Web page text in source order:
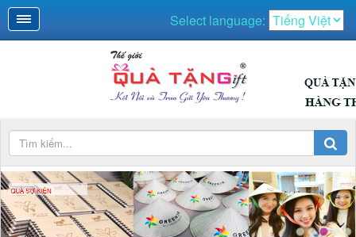
Select language:
QUÀ SỰ KIỆN